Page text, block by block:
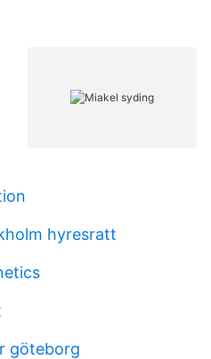
hyresratt
göteborg